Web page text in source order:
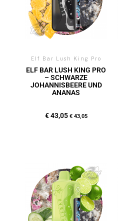
Elf Bar Lush King Pro
ELF BAR LUSH KING PRO
– SCHWARZE
JOHANNISBEERE UND
ANANAS
€43,05 €43,05